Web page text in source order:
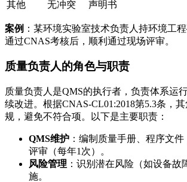
其他
无冲突 声明书
案例 ：某环境实验室技术负责人持环境工
通过CNAS考核后，顺利通过现场评审。
质量负责人的角色与职责
质量负责人是QMS的执行者，负责体系运
续改进。根据CNAS-CL01:2018第5.3条，
规，避免不符合项。以下是主要职责：
QMS维护 ：编制质量手册、程序文
评审（每年1次）。
风险管理 ：识别潜在风险（如设备故
施。